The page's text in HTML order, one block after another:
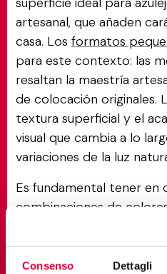
Consenso Dettagli
artesanal, que añaden
casa. Los formatos
para este contexto: las
resaltan la maestría
de colocación originales.
textura superficial y el
visual que cambia a lo
variaciones de la luz
Es fundamental tener en
combinaciones de
pueden enfatizar o
típicas de los azulejos
contraste resaltan la